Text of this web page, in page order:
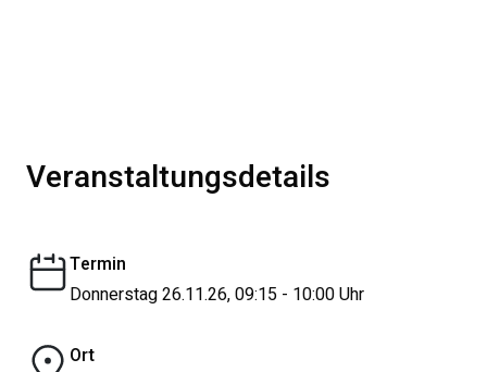
Veranstaltungsdetails
Termin
Donnerstag 26.11.26, 09:15 - 10:00 Uhr
Ort